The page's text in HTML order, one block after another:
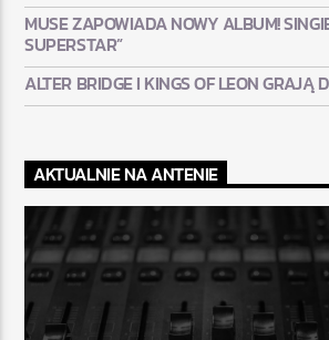
MUSE ZAPOWIADA NOWY ALBUM!
SUPERSTAR”
ALTER BRIDGE I KINGS OF LEON GRAJĄ
AKTUALNIE NA ANTENIE